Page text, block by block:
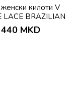
килоти V
LACE BRAZILIAN
BEIGE
440 MKD